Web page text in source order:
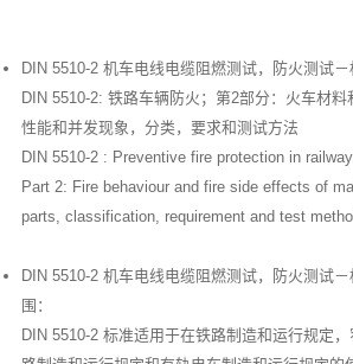
DIN 5510-2 机车电线电缆阻燃测试，防火测试－
DIN 5510-2: 铁路车辆防火；第2部分：火车材料
性能和并发现象，分类，要求和测试方法
DIN 5510-2 : Preventive fire protection in
Part 2: Fire behaviour and fire side effects of
parts, classification, requirement and test
DIN 5510-2 机车电线电缆阻燃测试，防火测试
围：
DIN 5510-2 标准适用于在铁路制造和运行规定